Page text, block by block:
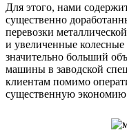
Для этого, нами
существенно
перевозки
и увеличенные колесные
значительно больший
машины в заводской
клиентам помимо
существенную экономию